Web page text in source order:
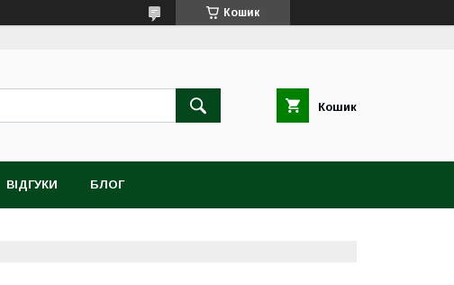
Кошик
Кошик
ВІДГУКИ БЛОГ